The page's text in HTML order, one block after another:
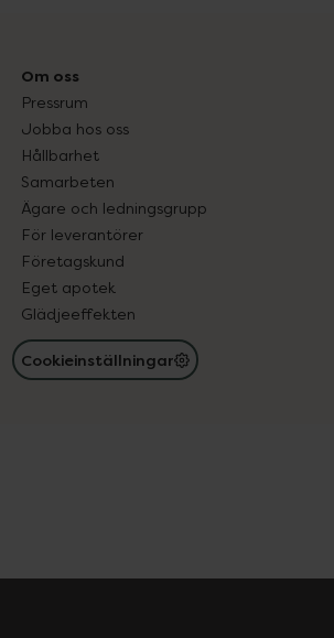
Om oss
Pressrum
Jobba hos oss
Hållbarhet
Samarbeten
Ägare och ledningsgrupp
För leverantörer
Företagskund
Eget apotek
Glädjeeffekten
Cookieinställningar